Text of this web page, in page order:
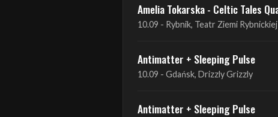
Amelia Tokarska - Celtic Tales
10.09 - Rybnik, Teatr Ziemi Rybnickiej
Antimatter + Sleeping Pulse
10.09 - Gdańsk, Drizzly Grizzly
Antimatter + Sleeping Pulse